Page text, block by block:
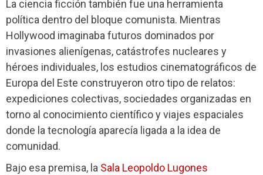
La ciencia ficción también fue una herramienta
política dentro del bloque comunista. Mientras
Hollywood imaginaba futuros dominados por
invasiones alienígenas, catástrofes nucleares y
héroes individuales, los estudios cinematográficos de
Europa del Este construyeron otro tipo de relatos:
expediciones colectivas, sociedades organizadas en
torno al conocimiento científico y viajes espaciales
donde la tecnología aparecía ligada a la idea de
comunidad.
Bajo esa premisa, la Sala Leopoldo Lugones